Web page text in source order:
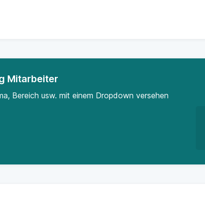
Mitarbeiter
Bereich usw. mit einem Dropdown versehen